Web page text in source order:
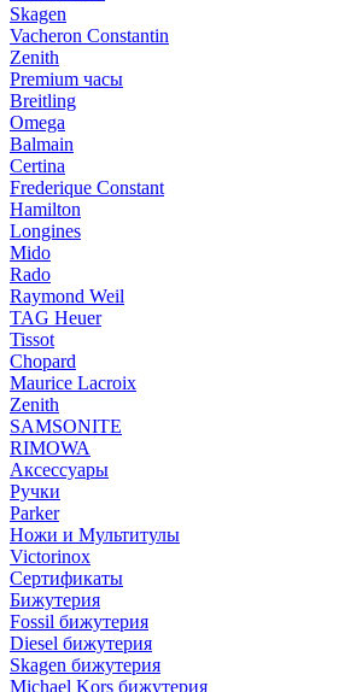
Skagen
Vacheron Constantin
Zenith
Premium часы
Breitling
Omega
Balmain
Certina
Frederique Constant
Hamilton
Longines
Mido
Rado
Raymond Weil
TAG Heuer
Tissot
Chopard
Maurice Lacroix
Zenith
SAMSONITE
RIMOWA
Аксессуары
Ручки
Parker
Ножи и Мультитулы
Victorinox
Сертификаты
Бижутерия
Fossil бижутерия
Diesel бижутерия
Skagen бижутерия
Michael Kors бижутерия